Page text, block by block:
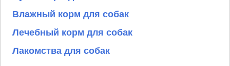
Влажный корм для собак
Лечебный корм для собак
Лакомства для собак